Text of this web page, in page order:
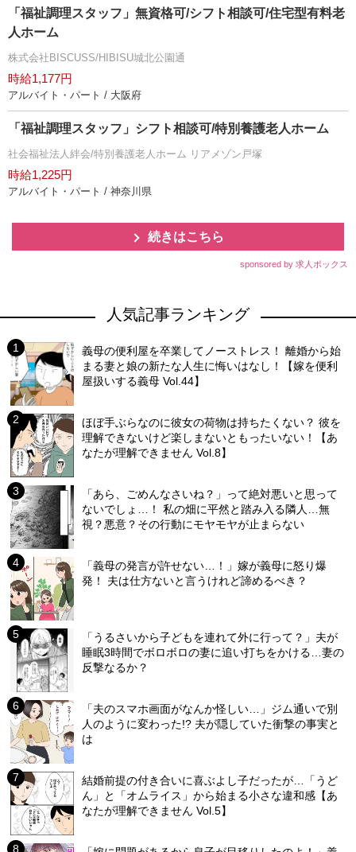
「福祉調理スタッフ」無資格可/シフト相談可/住宅型有料老
人ホーム
株式会社BISCUSS/HIBISU城北公園通
時給1,177円
アルバイト・パート / 大阪府
「福祉調理スタッフ」シフト相談可/特別養護老人ホーム
社会福祉法人絆会/特別養護老人ホーム リアメゾン戸塚
時給1,225円
アルバイト・パート / 神奈川県
続きはこちら
sponsored by 求人ボックス
人気記事ランキング
義母の便利屋を卒業してノーストレス！ 離婚から始
まる妻と娘の新たな人生に悔いはなし！【嫁を便利
屋扱いする義母 Vol.44】
ほぼ手ぶらなのに彼女の荷物は持ちたくない？ 彼を
理解できないけど楽しまないともったいない！【あ
なたが理解できません Vol.8】
「あら、ごめんなさいね？」って絶対悪いと思って
ないでしょ…！ 私の畑に平然と踏み入る隣人…無
視？悪意？その行動にモヤモヤが止まらない
「義母の発言が許せない…！」嫁が義母に怒り爆
発！ 夫は仕方ないと言うけれど諦めるべき？
「うるさいから子どもを連れて外に行って？」夫が
睡眠3時間でボロボロの妻に追い打ちをかける…妻の
反撃なるか？
「夫のスマホ画面がなんか怪しい…」ジム通いで別
人のように変わった!? 夫が隠していた衝撃の事実と
は
結婚前提の付き合いに喜ぶよし子だったが…「うど
ん」と「オムライス」から始まる小さな違和感【あ
なたが理解できません Vol.5】